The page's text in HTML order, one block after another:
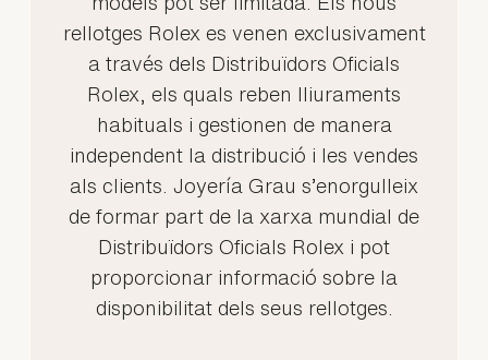
rellotges Rolex es venen exclusivament
a través dels Distribuïdors Oficials
Rolex, els quals reben lliuraments
habituals i gestionen de manera
independent la distribució i les vendes
als clients. Joyería Grau s’enorgulleix
de formar part de la xarxa mundial de
Distribuïdors Oficials Rolex i pot
proporcionar informació sobre la
disponibilitat dels seus rellotges.